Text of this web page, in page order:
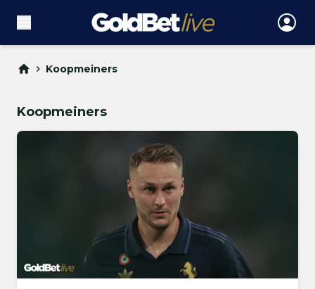
Koopmeiners
Koopmeiners